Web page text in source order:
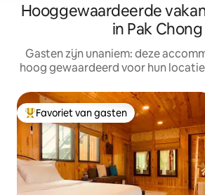
Hooggewaardeerde
in Pak Chong
Gasten zijn unaniem: deze
hoog gewaardeerd voor hun
Topfavoriet van gasten
Favoriet van gasten